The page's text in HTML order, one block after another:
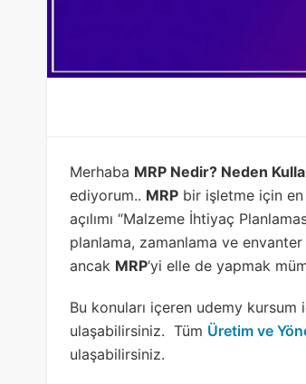
Merhaba MRP Nedir? Neden
ediyorum.. MRP bir işletme için
açılımı “Malzeme İhtiyaç
planlama, zamanlama ve
ancak MRP‘yi elle de yapmak
Bu konuları içeren udemy kursum
ulaşabilirsiniz. Tüm Üretim ve
ulaşabilirsiniz.